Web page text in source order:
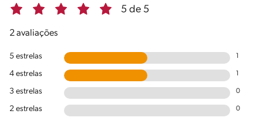
5 de 5
2 avaliações
5 estrelas
4 estrelas
3 estrelas 0
2 estrelas 0